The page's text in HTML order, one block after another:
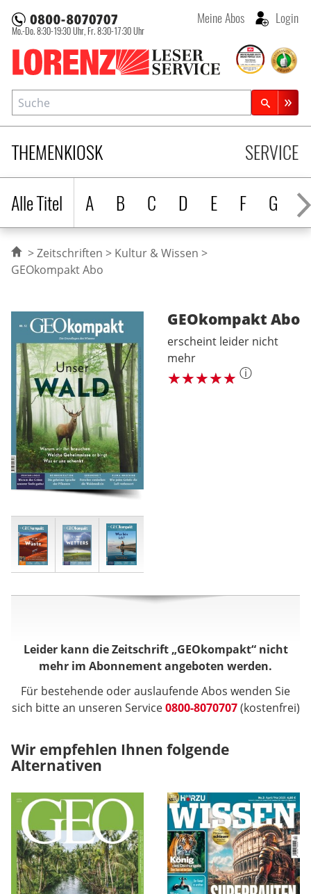
Lorenz Leserservice
Mo.-Do. 8:30-19:30 Uhr, Fr. 8:30-17:30 Uhr
Meine Abos Login
THEMENKIOSK
Alle Titel
A B C D E F G H
SERVICE
Suche
Zeitschriftensuche
Zeitschriften
Kultur & Wissen
GEOkompakt Abo
GEOkompakt Abo
erscheint leider nicht
mehr
ⓘ
Leider kann die Zeitschrift „GEOkompakt“ nicht
mehr im Abonnement angeboten werden.
Für bestehende oder auslaufende Abos wenden Sie
sich bitte an unseren Service0800-8070707 (kostenfrei)
Wir empfehlen Ihnen folgende
Alternativen